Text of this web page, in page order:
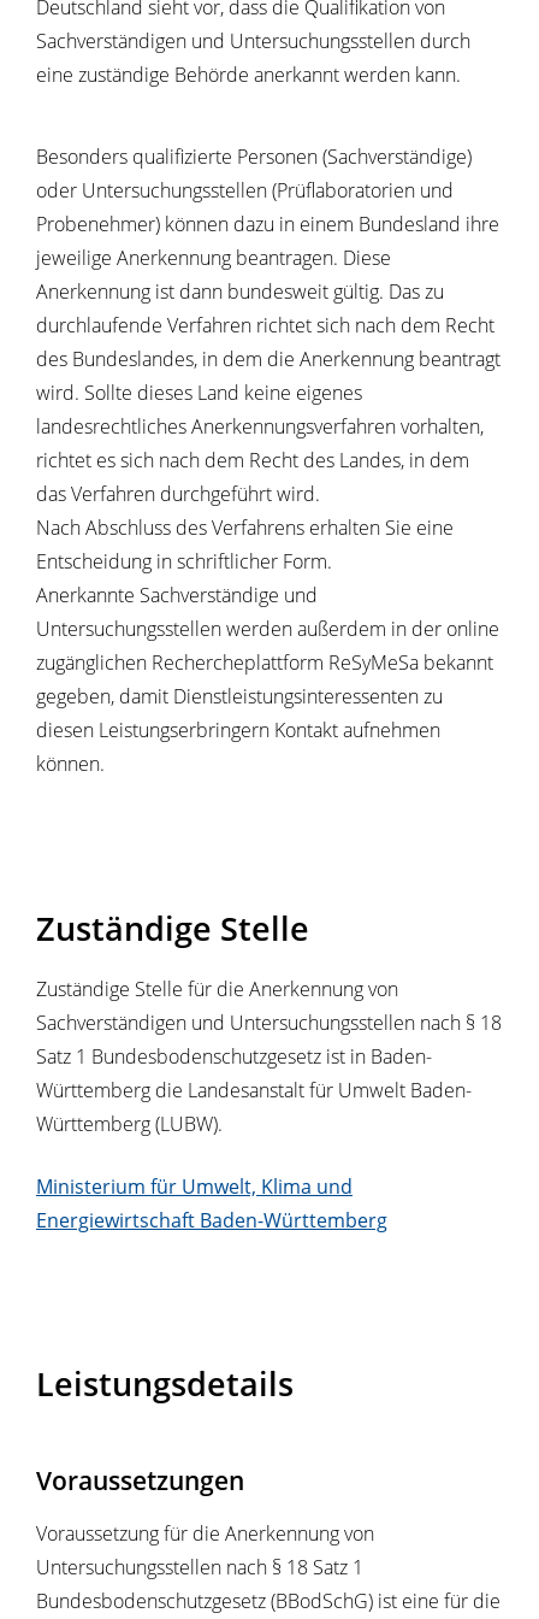
Deutschland sieht vor, dass die Qualifikation von
Sachverständigen und Untersuchungsstellen durch
eine zuständige Behörde anerkannt werden kann.
Besonders qualifizierte Personen (Sachverständige)
oder Untersuchungsstellen (Prüflaboratorien und
Probenehmer) können dazu in einem Bundesland ihre
jeweilige Anerkennung beantragen. Diese
Anerkennung ist dann bundesweit gültig. Das zu
durchlaufende Verfahren richtet sich nach dem Recht
des Bundeslandes, in dem die Anerkennung beantragt
wird. Sollte dieses Land keine eigenes
landesrechtliches Anerkennungsverfahren vorhalten,
richtet es sich nach dem Recht des Landes, in dem
das Verfahren durchgeführt wird.
Nach Abschluss des Verfahrens erhalten Sie eine
Entscheidung in schriftlicher Form.
Anerkannte Sachverständige und
Untersuchungsstellen werden außerdem in der online
zugänglichen Rechercheplattform ReSyMeSa bekannt
gegeben, damit Dienstleistungsinteressenten zu
diesen Leistungserbringern Kontakt aufnehmen
können.
Zuständige Stelle
Zuständige Stelle für die Anerkennung von
Sachverständigen und Untersuchungsstellen nach § 18
Satz 1 Bundesbodenschutzgesetz ist in Baden-
Württemberg die Landesanstalt für Umwelt Baden-
Württemberg (LUBW).
Ministerium für Umwelt, Klima und
Energiewirtschaft Baden-Württemberg
Leistungsdetails
Voraussetzungen
Voraussetzung für die Anerkennung von
Untersuchungsstellen nach § 18 Satz 1
Bundesbodenschutzgesetz (BBodSchG) ist eine für die